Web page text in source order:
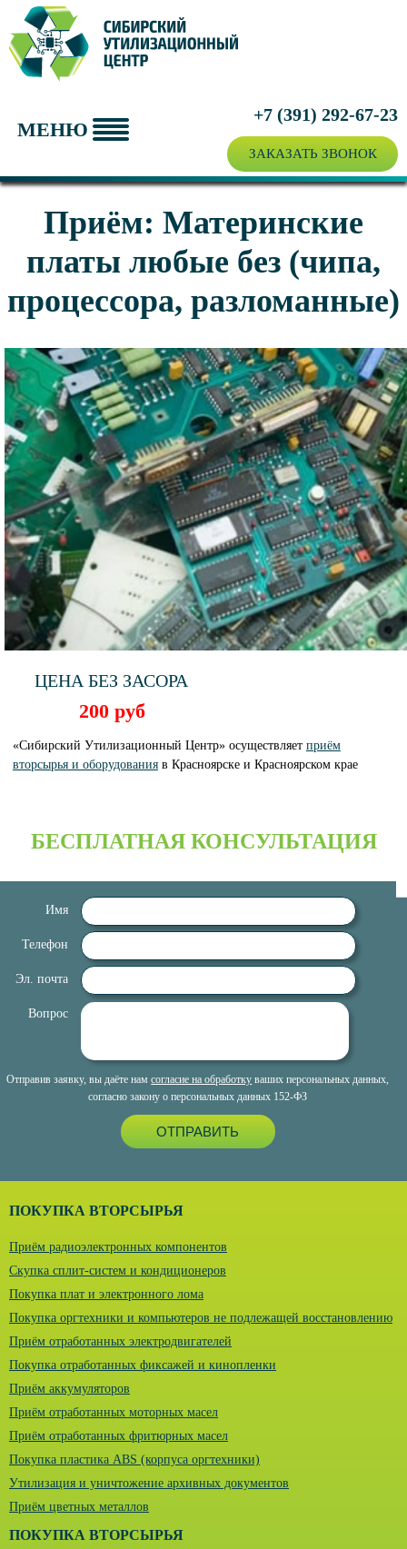
ПРИЁМ ВТОРСЫРЬЯ
УТИЛИЗАЦИЯ ТЕХНИКИ
+7 (391) 292-67-23
ЗАКАЗАТЬ ЗВОНОК
МЕНЮ
Приём: Материнские
платы любые без (чипа,
процессора, разломанные)
ЦЕНА БЕЗ ЗАСОРА
200 руб
«Сибирский Утилизационный Центр» осуществляет приём
вторсырья и оборудованияв Красноярске и Красноярском крае
БЕСПЛАТНАЯ КОНСУЛЬТАЦИЯ
Имя
Телефон
Эл. почта
Вопрос
Отправив заявку, вы даёте намсогласие на обработку ваших персональных данных,
согласно закону о персональных данных 152-ФЗ
ОТПРАВИТЬ
ПОКУПКА ВТОРСЫРЬЯ
Приём радиоэлектронных компонентов
Скупка сплит-систем и кондиционеров
Покупка плат и электронного лома
Покупка оргтехники и компьютеров не подлежащей восстановлению
Приём отработанных электродвигателей
Покупка отработанных фиксажей и кинопленки
Приём аккумуляторов
Приём отработанных моторных масел
Приём отработанных фритюрных масел
Покупка пластика ABS (корпуса оргтехники)
Утилизация и уничтожение архивных документов
Приём цветных металлов
ПОКУПКА ВТОРСЫРЬЯ